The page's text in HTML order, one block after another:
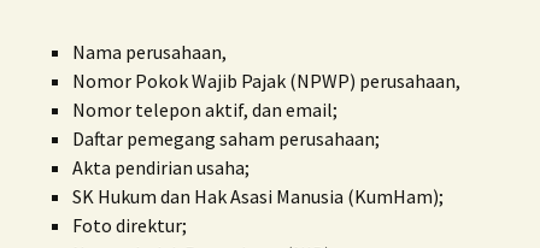
Nama perusahaan,
Nomor Pokok Wajib Pajak (NPWP) perusahaan,
Nomor telepon aktif, dan email;
Daftar pemegang saham perusahaan;
Akta pendirian usaha;
SK Hukum dan Hak Asasi Manusia (KumHam);
Foto direktur;